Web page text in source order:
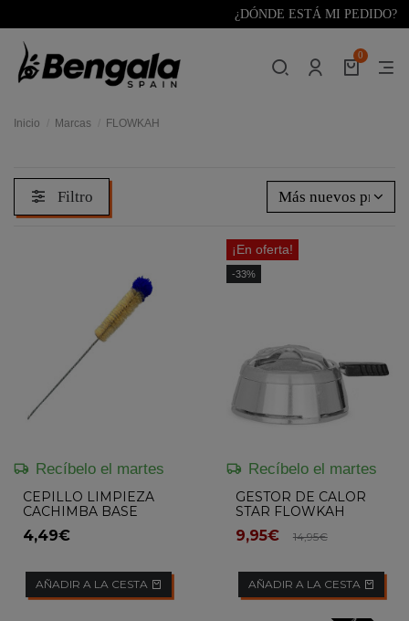
¿DÓNDE ESTÁ MI PEDIDO?
0
Inicio Marcas FLOWKAH
Filtro Más nuevos
Recíbelo el martes
CEPILLO LIMPIEZA
CACHIMBA BASE
PUNTA AZUL
MEDIUM FLOWKAH
4,49€
AÑADIR A LA CESTA
¡En oferta!
-33%
Recíbelo el martes
GESTOR DE CALOR
STAR FLOWKAH
9,95€ 14,95€
AÑADIR A LA CESTA